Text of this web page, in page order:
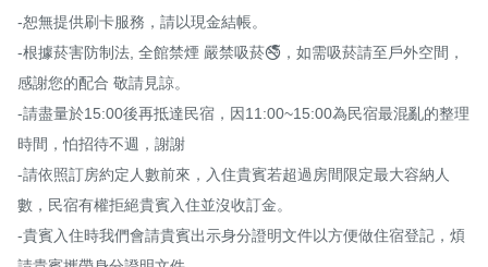
-恕無提供刷卡服務，請以現金結帳。
-根據菸害防制法, 全館禁煙 嚴禁吸菸🚭，如需吸菸請至戶外空間，
感謝您的配合 敬請見諒。
-請盡量於15:00後再抵達民宿，因11:00~15:00為民宿最混亂的整理
時間，怕招待不週，謝謝
-請依照訂房約定人數前來，入住貴賓若超過房間限定最大容納人
數，民宿有權拒絕貴賓入住並沒收訂金。
-貴賓入住時我們會請貴賓出示身分證明文件以方便做住宿登記，煩